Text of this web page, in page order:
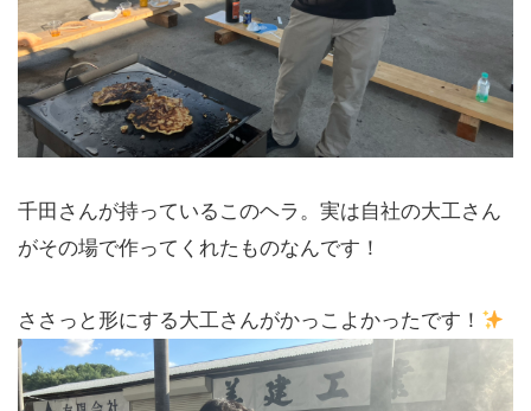
千田さんが持っているこのヘラ。実は自社の大工さん
がその場で作ってくれたものなんです！
ささっと形にする大工さんがかっこよかったです！